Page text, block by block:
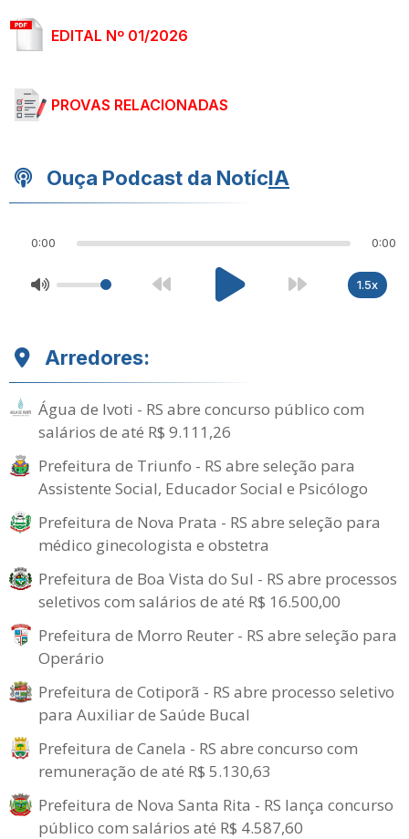
EDITAL Nº 01/2026
PROVAS RELACIONADAS
Ouça Podcast da NotícIA
0:00 0:00
1.5x
Arredores:
Água de Ivoti - RS abre concurso público com
salários de até R$ 9.111,26
Prefeitura de Triunfo - RS abre seleção para
Assistente Social, Educador Social e Psicólogo
Prefeitura de Nova Prata - RS abre seleção para
médico ginecologista e obstetra
Prefeitura de Boa Vista do Sul - RS abre processos
seletivos com salários de até R$ 16.500,00
Prefeitura de Morro Reuter - RS abre seleção para
Operário
Prefeitura de Cotiporã - RS abre processo seletivo
para Auxiliar de Saúde Bucal
Prefeitura de Canela - RS abre concurso com
remuneração de até R$ 5.130,63
Prefeitura de Nova Santa Rita - RS lança concurso
público com salários até R$ 4.587,60